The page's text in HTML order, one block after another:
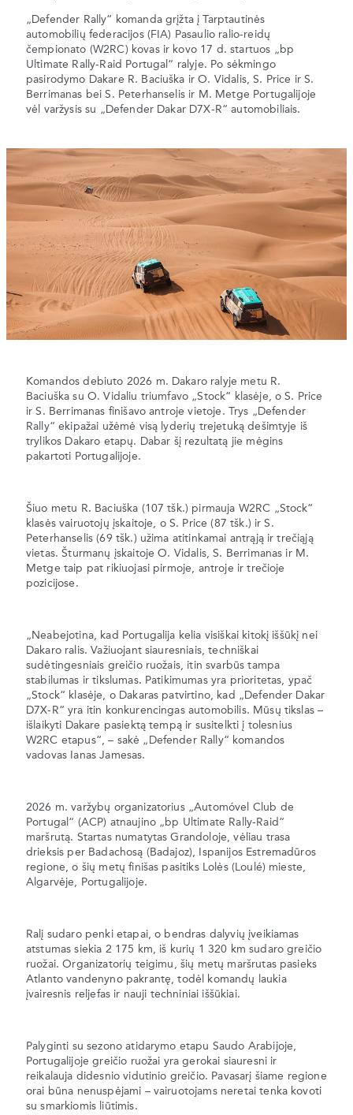
„Defender Rally“ komanda grįžta į Tarptautinės
automobilių federacijos (FIA) Pasaulio ralio-reidų
čempionato (W2RC) kovas ir kovo 17 d. startuos „bp
Ultimate Rally-Raid Portugal“ ralyje. Po sėkmingo
pasirodymo Dakare R. Baciuška ir O. Vidalis, S. Price ir S.
Berrimanas bei S. Peterhanselis ir M. Metge Portugalijoje
vėl varžysis su „Defender Dakar D7X-R“ automobiliais.
Komandos debiuto 2026 m. Dakaro ralyje metu R.
Baciuška su O. Vidaliu triumfavo „Stock“ klasėje, o S. Price
ir S. Berrimanas finišavo antroje vietoje. Trys „Defender
Rally“ ekipažai užėmė visą lyderių trejetuką dešimtyje iš
trylikos Dakaro etapų. Dabar šį rezultatą jie mėgins
pakartoti Portugalijoje.
Šiuo metu R. Baciuška (107 tšk.) pirmauja W2RC „Stock“
klasės vairuotojų įskaitoje, o S. Price (87 tšk.) ir S.
Peterhanselis (69 tšk.) užima atitinkamai antrąją ir trečiąją
vietas. Šturmanų įskaitoje O. Vidalis, S. Berrimanas ir M.
Metge taip pat rikiuojasi pirmoje, antroje ir trečioje
pozicijose.
„Neabejotina, kad Portugalija kelia visiškai kitokį iššūkį nei
Dakaro ralis. Važiuojant siauresniais, techniškai
sudėtingesniais greičio ruožais, itin svarbūs tampa
stabilumas ir tikslumas. Patikimumas yra prioritetas, ypač
„Stock“ klasėje, o Dakaras patvirtino, kad „Defender Dakar
D7X-R“ yra itin konkurencingas automobilis. Mūsų tikslas –
išlaikyti Dakare pasiektą tempą ir susitelkti į tolesnius
W2RC etapus“, – sakė „Defender Rally“ komandos
vadovas Ianas Jamesas.
2026 m. varžybų organizatorius „Automóvel Club de
Portugal“ (ACP) atnaujino „bp Ultimate Rally-Raid“
maršrutą. Startas numatytas Grandoloje, vėliau trasa
drieksis per Badachosą (Badajoz), Ispanijos Estremadūros
regione, o šių metų finišas pasitiks Lolės (Loulé) mieste,
Algarvėje, Portugalijoje.
Ralį sudaro penki etapai, o bendras dalyvių įveikiamas
atstumas siekia 2 175 km, iš kurių 1 320 km sudaro greičio
ruožai. Organizatorių teigimu, šių metų maršrutas pasieks
Atlanto vandenyno pakrantę, todėl komandų laukia
įvairesnis reljefas ir nauji techniniai iššūkiai.
Palyginti su sezono atidarymo etapu Saudo Arabijoje,
Portugalijoje greičio ruožai yra gerokai siauresni ir
reikalauja didesnio vidutinio greičio. Pavasarį šiame regione
orai būna nenuspėjami – vairuotojams neretai tenka kovoti
su smarkiomis liūtimis.